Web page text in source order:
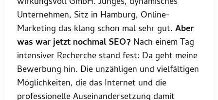
Unternehmen, Sitz in Hamburg, Online-
Marketing das klang schon mal sehr gut. Aber
was war jetzt nochmal SEO? Nach einem Tag
intensiver Recherche stand fest: Da geht meine
Bewerbung hin. Die unzähligen und vielfältigen
Möglichkeiten, die das Internet und die